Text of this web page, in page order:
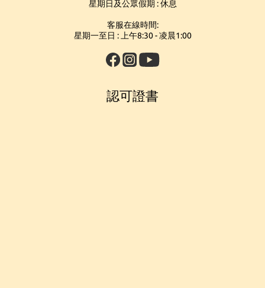
星期日及公眾假期 : 休息
客服在線時間:
星期一至日 : 上午8:30 - 凌晨1:00
認可證書